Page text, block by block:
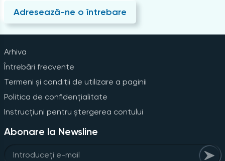
Adresează-ne o întrebare
Arhiva
Întrebări frecvente
Termeni și condiții de utilizare a paginii
Politica de confidențialitate
Instrucțiuni pentru ștergerea contului
Abonare la Newsline